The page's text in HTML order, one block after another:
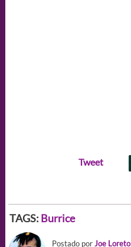
Tweet
TAGS: Burrice
Postado porJoe Loreto